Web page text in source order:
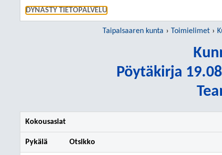
DYNASTY TIETOPALVELU
Taipalsaaren kunta Toimielimet
Pöytäkirja
Kokousasiat
Pykälä Otsikko